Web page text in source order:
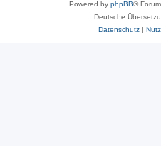
Powered by phpBB®
Deutsche
Datenschutz|